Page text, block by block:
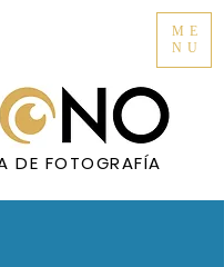
DE FOTOGRAFÍA
ME
NU